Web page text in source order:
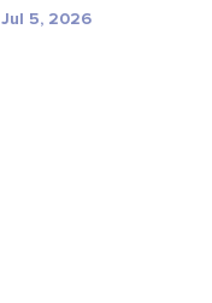
BitBoy
Jul 5, 2026